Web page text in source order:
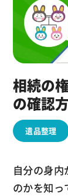
相続の
の確認
遺品整理
自分の身
のかを知